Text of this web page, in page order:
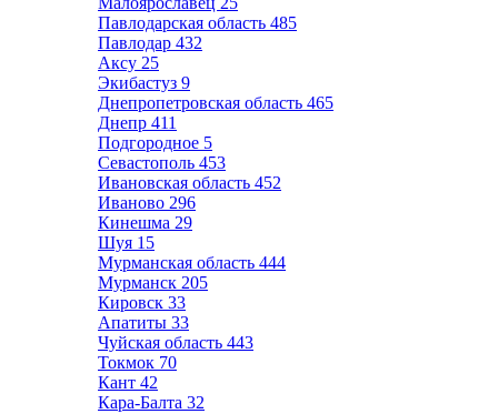
Павлодарская область 485
Павлодар 432
Аксу 25
Экибастуз 9
Днепропетровская область 465
Днепр 411
Подгородное 5
Севастополь 453
Ивановская область 452
Иваново 296
Кинешма 29
Шуя 15
Мурманская область 444
Мурманск 205
Кировск 33
Апатиты 33
Чуйская область 443
Токмок 70
Кант 42
Кара-Балта 32